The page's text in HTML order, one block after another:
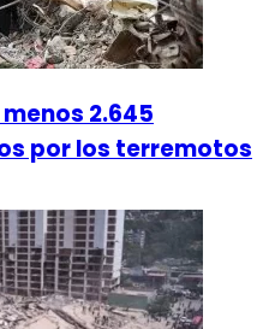
2.645
por los terremotos